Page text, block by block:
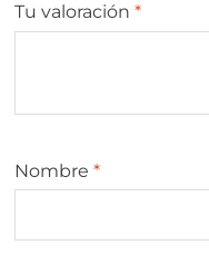
Tu valoración *
Nombre *